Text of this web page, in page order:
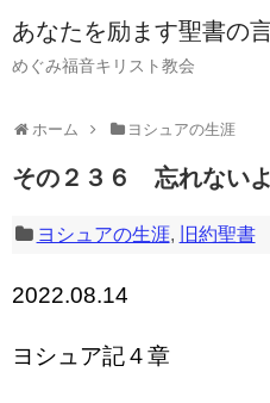
あなたを励ます聖書の
めぐみ福音キリスト教会
ホーム ヨシュアの生涯
その２３６ 忘れない
ヨシュアの生涯, 旧約聖書
2022.08.14
ヨシュア記４章